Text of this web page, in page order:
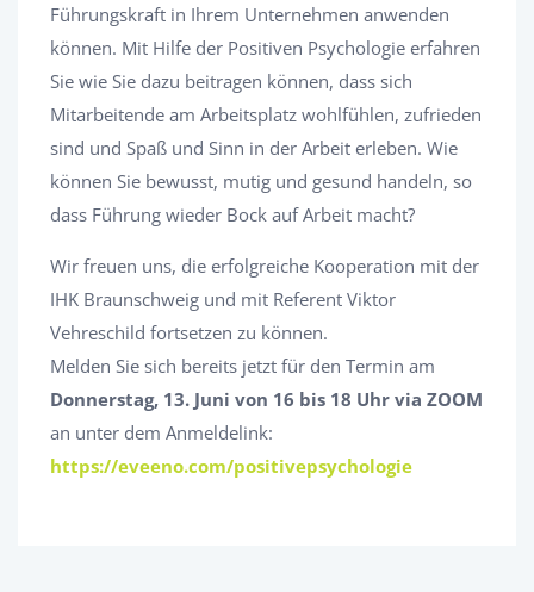
Führungskraft in Ihrem Unternehmen anwenden
können. Mit Hilfe der Positiven Psychologie erfahren
Sie wie Sie dazu beitragen können, dass sich
Mitarbeitende am Arbeitsplatz wohlfühlen, zufrieden
sind und Spaß und Sinn in der Arbeit erleben. Wie
können Sie bewusst, mutig und gesund handeln, so
dass Führung wieder Bock auf Arbeit macht?
Wir freuen uns, die erfolgreiche Kooperation mit der
IHK Braunschweig und mit Referent Viktor
Vehreschild fortsetzen zu können.
Melden Sie sich bereits jetzt für den Termin am
Donnerstag, 13. Juni von 16 bis 18 Uhr via ZOOM
an unter dem Anmeldelink:
https://eveeno.com/positivepsychologie